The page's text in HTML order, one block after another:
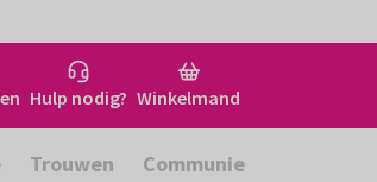
Hulp nodig? Winkelmand
Trouwen Communie